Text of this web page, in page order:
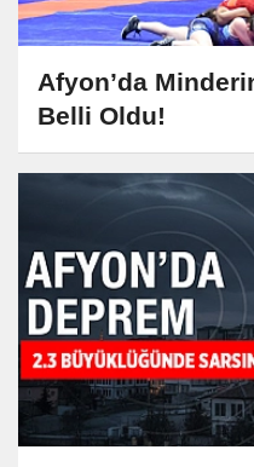
Afyon’da
Belli Oldu!